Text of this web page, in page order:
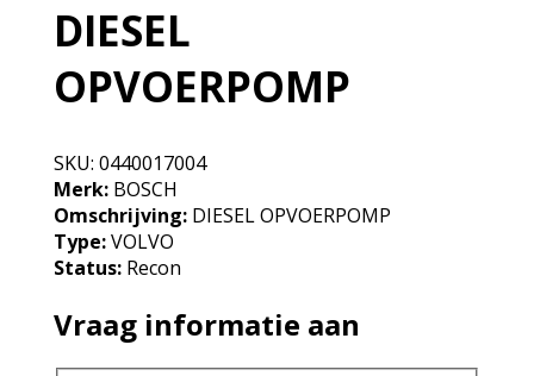
DIESEL
OPVOERPOMP
SKU: 0440017004
Merk:BOSCH
Omschrijving:DIESEL OPVOERPOMP
Type:VOLVO
Status:Recon
Vraag informatie aan